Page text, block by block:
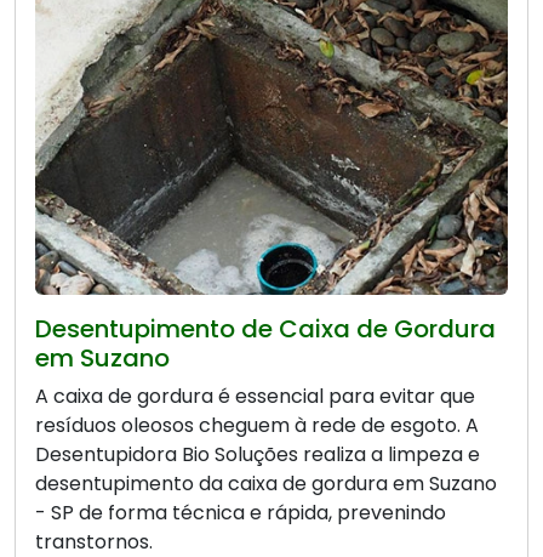
Desentupimento de Caixa de Gordura
em Suzano
A caixa de gordura é essencial para evitar que
resíduos oleosos cheguem à rede de esgoto. A
Desentupidora Bio Soluções realiza a limpeza e
desentupimento da caixa de gordura em Suzano
- SP de forma técnica e rápida, prevenindo
transtornos.